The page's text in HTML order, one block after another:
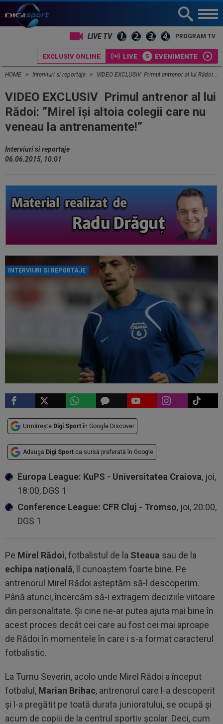
LIVE TV PROGRAM TV
EXCLUSIV ONLINE LIVE EVENIMENTE
HOME Interviuri si reportaje VIDEO EXCLUSIV Primul antrenor al lui Rădoi: ”Mirel își altoia colegii care nu veneau la antrenamente!”
VIDEO EXCLUSIV Primul antrenor al lui
Rădoi: ”Mirel își altoia colegii care nu
veneau la antrenamente!”
Interviuri si reportaje
06.06.2015, 10:01
INTERVIURI SI REPORTAJE
Urmărește Digi Sport în Google Discover
Adaugă Digi Sport ca sursă preferată în Google
Europa League: KuPS - Universitatea Craiova, joi,
18:00, DGS 1
Conference League: CFR Cluj - Tromso, joi, 20:00,
DGS 1
Pe Mirel Rădoi, fotbalistul de la Steaua sau de la
echipa națională, îl cunoaștem foarte bine. Pe
antrenorul Mirel Rădoi așteptăm să-l descoperim.
Până atunci, încercăm să-i extragem deciziile viitoare
din personalitate. Și cine ne-ar putea ajuta mai bine în
acest proces decât cei care au fost cei mai aproape
de Rădoi în momentele în care i s-a format caracterul
fotbalistic.
La Turnu Severin, acolo unde Mirel Rădoi a început
fotbalul, Marian Brihac, antrenorul care l-a descoperit
și l-a pregătit pe toată durata junioratului, se ocupă și
acum de copiii de la centrul sportiv școlar. Deci, cum